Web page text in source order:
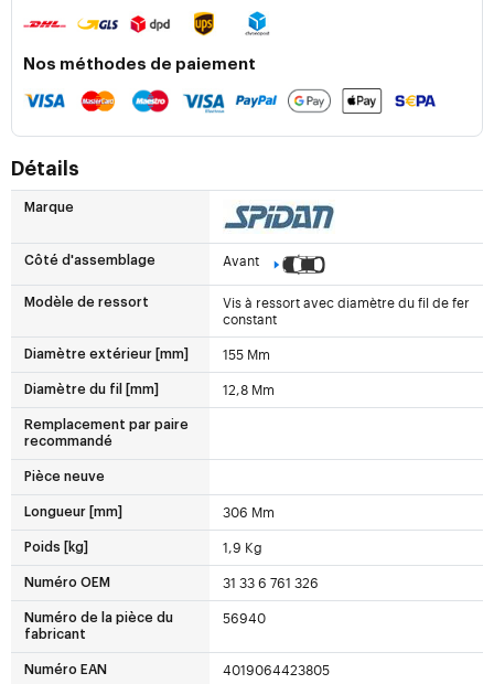
Nos méthodes de paiement
Détails
Marque
Côté d'assemblage Avant
Modèle de ressort
Vis à ressort avec diamètre du fil de fer
constant
Diamètre extérieur [mm] 155 Mm
Diamètre du fil [mm] 12,8 Mm
Remplacement par paire
recommandé
Pièce neuve
Longueur [mm] 306 Mm
Poids [kg] 1,9 Kg
Numéro OEM 31 33 6 761 326
Numéro de la pièce du
fabricant
56940
Numéro EAN 4019064423805